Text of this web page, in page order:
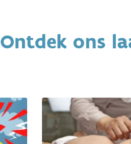
Ontdek ons